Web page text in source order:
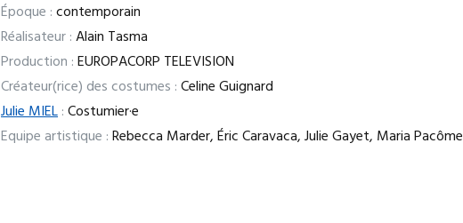
Époque :contemporain
Réalisateur :Alain Tasma
Production :EUROPACORP TELEVISION
Créateur(rice) des costumes :Celine Guignard
Julie MIEL:Costumier·e
Equipe artistique :Rebecca Marder, Éric Caravaca, Julie Gayet, Maria Pacôme